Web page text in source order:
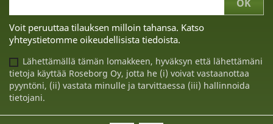
Voit peruuttaa tilauksen milloin tahansa. Katso
yhteystietomme oikeudellisista tiedoista.
Lähettämällä tämän lomakkeen, hyväksyn että lähettämäni
tietoja käyttää Roseborg Oy, jotta he (i) voivat vastaanottaa
pyyntöni, (ii) vastata minulle ja tarvittaessa (iii) hallinnoida
tietojani.